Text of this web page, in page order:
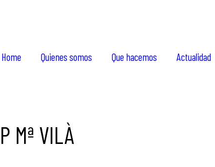
Home Quienes somos Que hacemos Actualidad
Mª VILÀ